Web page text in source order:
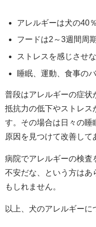
アレルギーは犬の40
フードは2～3週間周
ストレスを感じさせ
睡眠、運動、食事の
普段はアレルギーの症状
抵抗力の低下やストレス
す。その場合は日々の睡
原因を見つけて改善して
病院でアレルギーの検査
不安だな、という方はあ
もしれません。
以上、犬のアレルギーに